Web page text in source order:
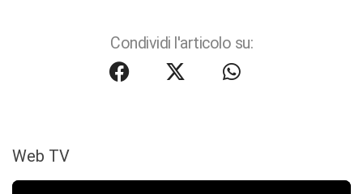
Condividi l'articolo su:
Web TV